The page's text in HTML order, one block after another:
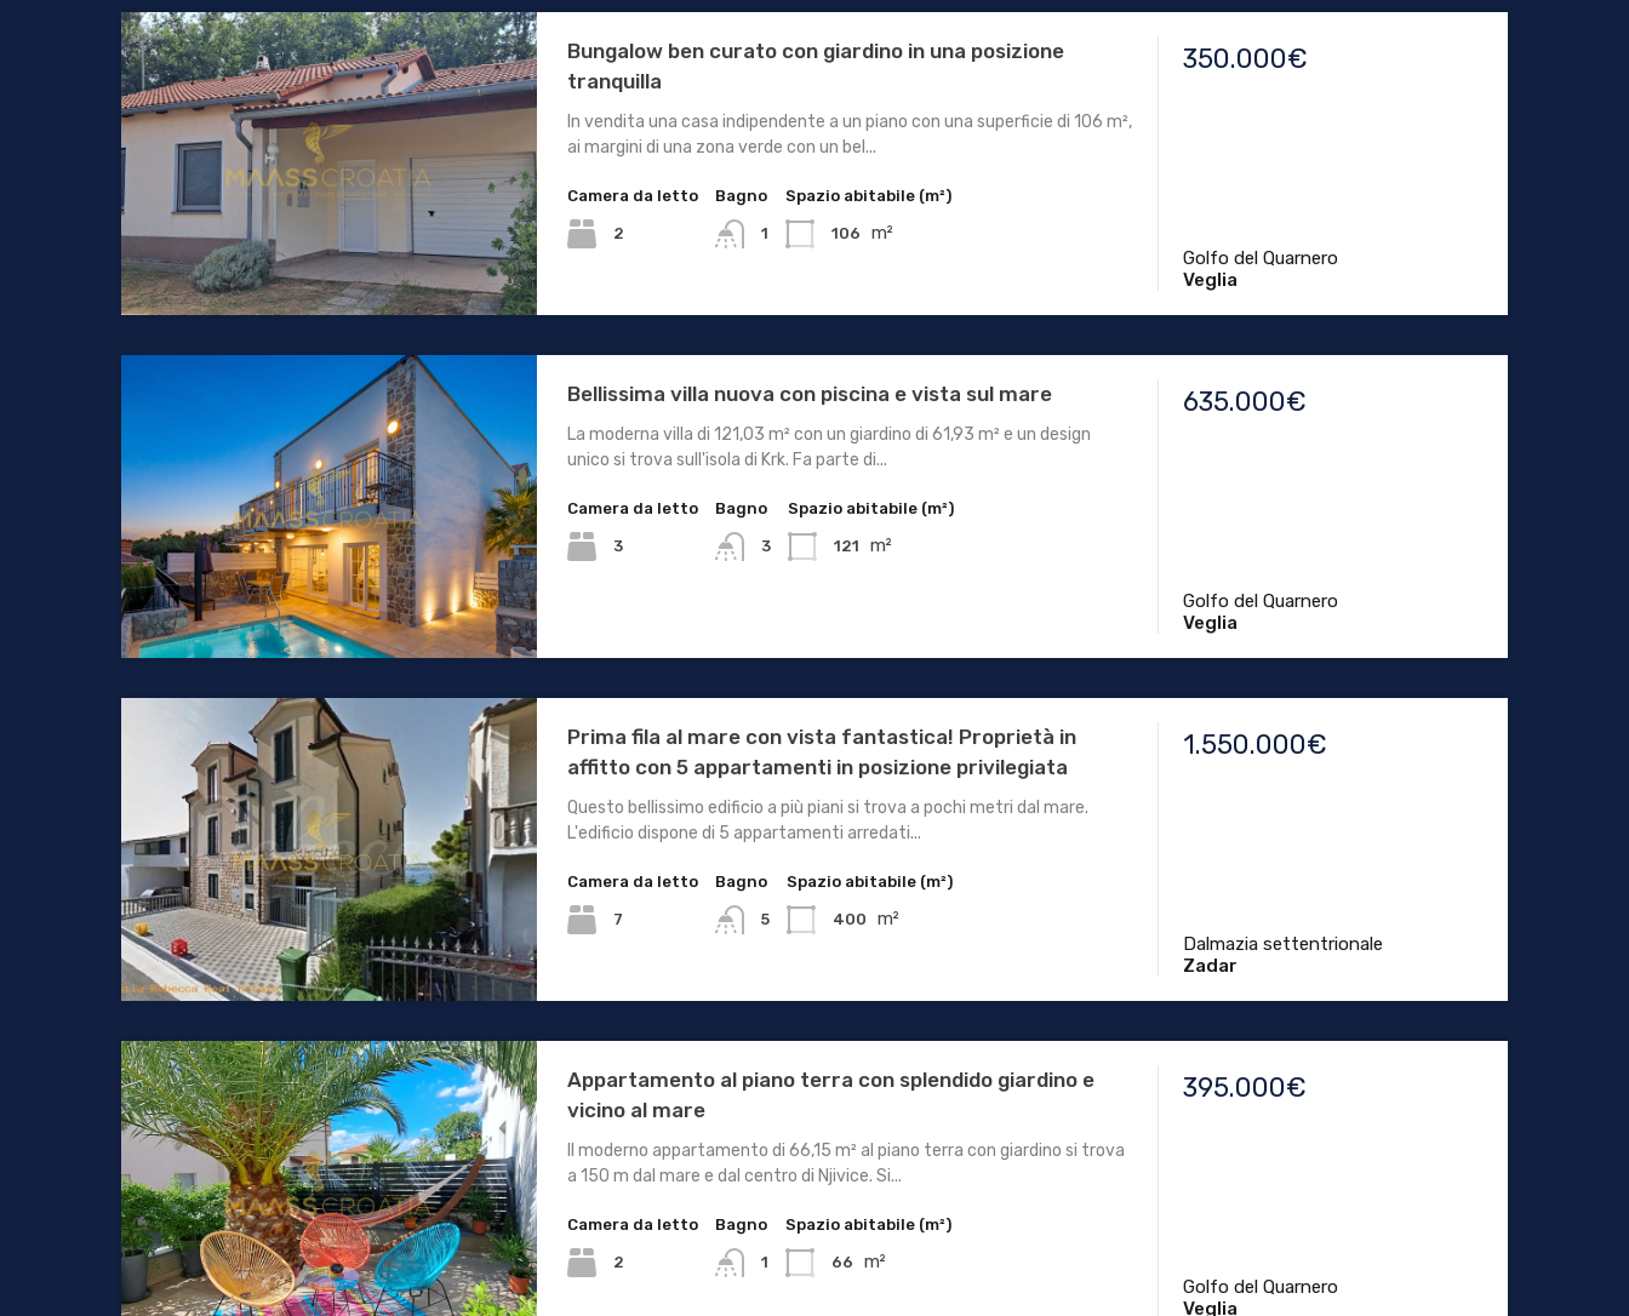
Bungalow ben curato con giardino in una posizione
tranquilla
In vendita una casa indipendente a un piano con una superficie di 106 m²,
ai margini di una zona verde con un bel...
Camera da letto
2
Bagno
1
Spazio abitabile (m²)
106 m²
350.000€
Golfo del Quarnero
Veglia
Bellissima villa nuova con piscina e vista sul mare
La moderna villa di 121,03 m² con un giardino di 61,93 m² e un design
unico si trova sull'isola di Krk. Fa parte di...
Camera da letto
3
Bagno
3
Spazio abitabile (m²)
121 m²
635.000€
Golfo del Quarnero
Veglia
Prima fila al mare con vista fantastica! Proprietà in
affitto con 5 appartamenti in posizione privilegiata
Questo bellissimo edificio a più piani si trova a pochi metri dal mare.
L'edificio dispone di 5 appartamenti arredati...
Camera da letto
7
Bagno
5
Spazio abitabile (m²)
400 m²
1.550.000€
Dalmazia settentrionale
Zadar
Appartamento al piano terra con splendido giardino e
vicino al mare
Il moderno appartamento di 66,15 m² al piano terra con giardino si trova
a 150 m dal mare e dal centro di Njivice. Si...
Camera da letto
2
Bagno
1
Spazio abitabile (m²)
66 m²
395.000€
Golfo del Quarnero
Veglia